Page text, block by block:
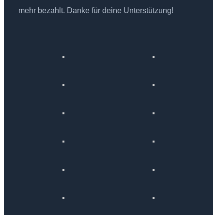
mehr bezahlt. Danke für deine Unterstützung!